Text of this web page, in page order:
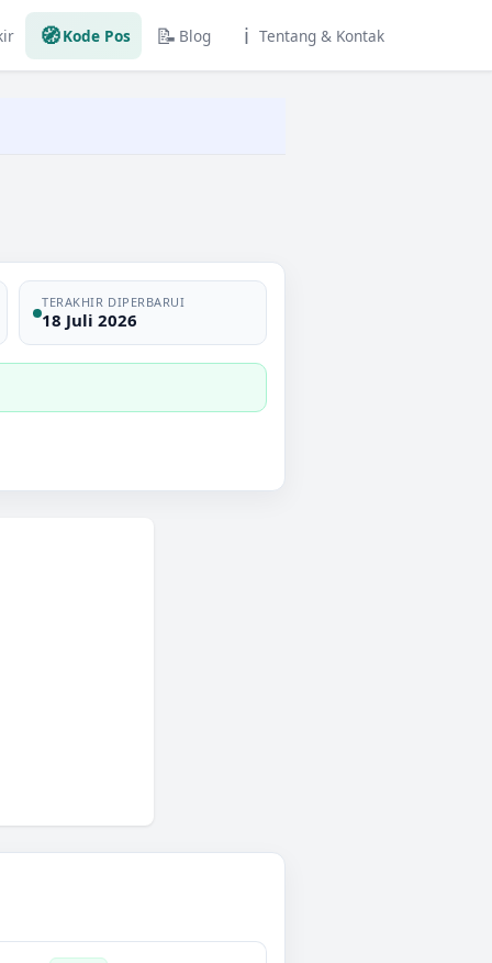
🧭Kode Pos 📝 Blog ℹ️ Tentang & Kontak
TERAKHIR DIPERBARUI
18 Juli 2026